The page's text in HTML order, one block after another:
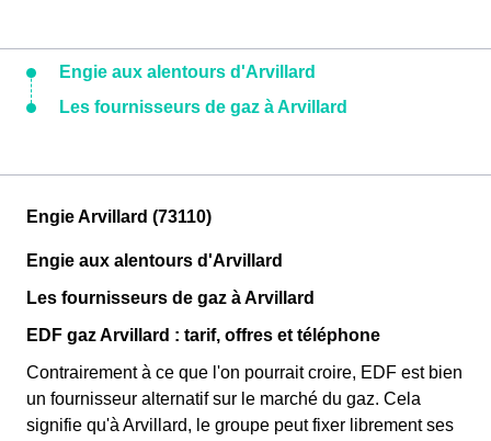
Engie aux alentours d'Arvillard
Les fournisseurs de gaz à Arvillard
Engie Arvillard (73110)
Engie aux alentours d'Arvillard
Les fournisseurs de gaz à Arvillard
EDF gaz Arvillard : tarif, offres et téléphone
Contrairement à ce que l'on pourrait croire, EDF est bien
un fournisseur alternatif sur le marché du gaz. Cela
signifie qu'à Arvillard, le groupe peut fixer librement ses